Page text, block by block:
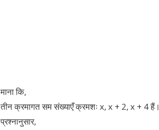
माना कि,
तीन क्रमागत सम संख्याएँ क्रमशः x, x + 2, x + 4 हैं।
प्रश्नानुसार,